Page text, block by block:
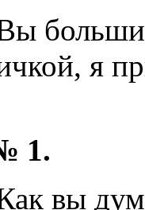
я
1.
вы